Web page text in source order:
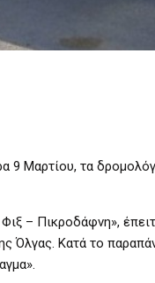
9 Μαρτίου, τα
– Πικροδάφνη»,
Όλγας. Κατά το